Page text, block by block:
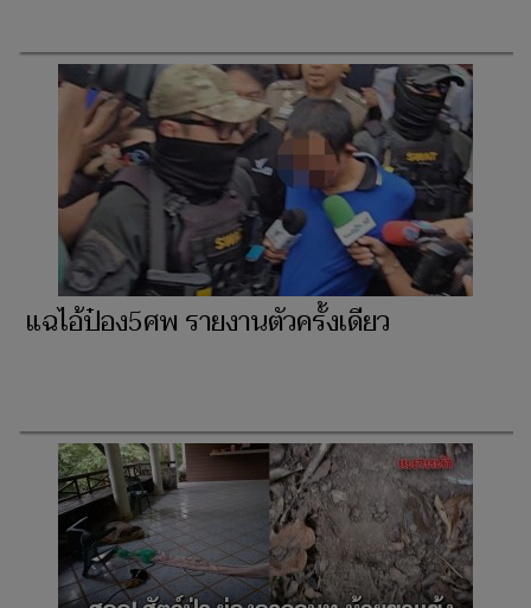
แฉไอ้ป๋อง5ศพ รายงานตัวครั้งเดียว